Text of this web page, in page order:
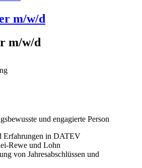
m/w/d
m/w/d
und engagierte Person
Erfahrungen in DATEV
Rewe und Lohn
von Jahresabschlüssen und